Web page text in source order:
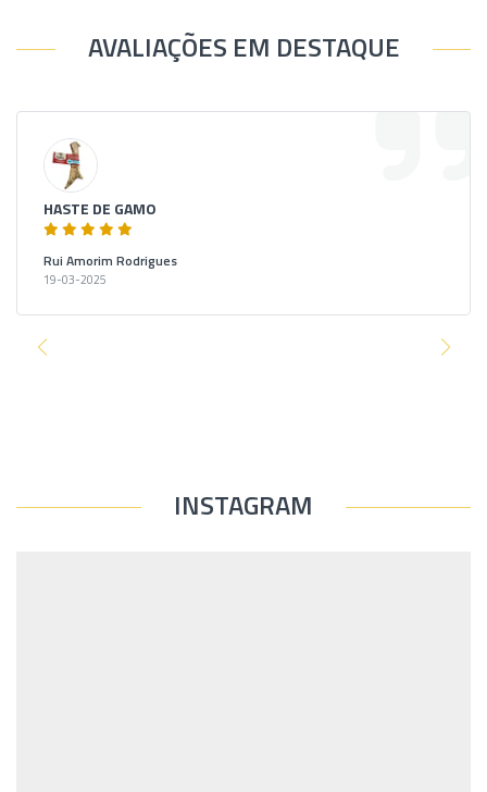
AVALIAÇÕES EM DESTAQUE
HASTE DE GAMO
Rui Amorim Rodrigues
19-03-2025
INSTAGRAM